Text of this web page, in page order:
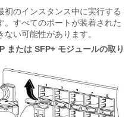
初のインスタンス中に実行する
。すべてのポートが装着された
ない可能性があります。
または SFP+ モジュールの取り